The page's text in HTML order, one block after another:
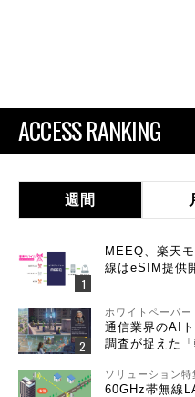
ACCESS RANKING
週間
MEEQ、楽天
線はeSIM提供
ホワイトペーパー
通信業界のAI
調査が捉えた「
ソリューション特
60GHz帯無線